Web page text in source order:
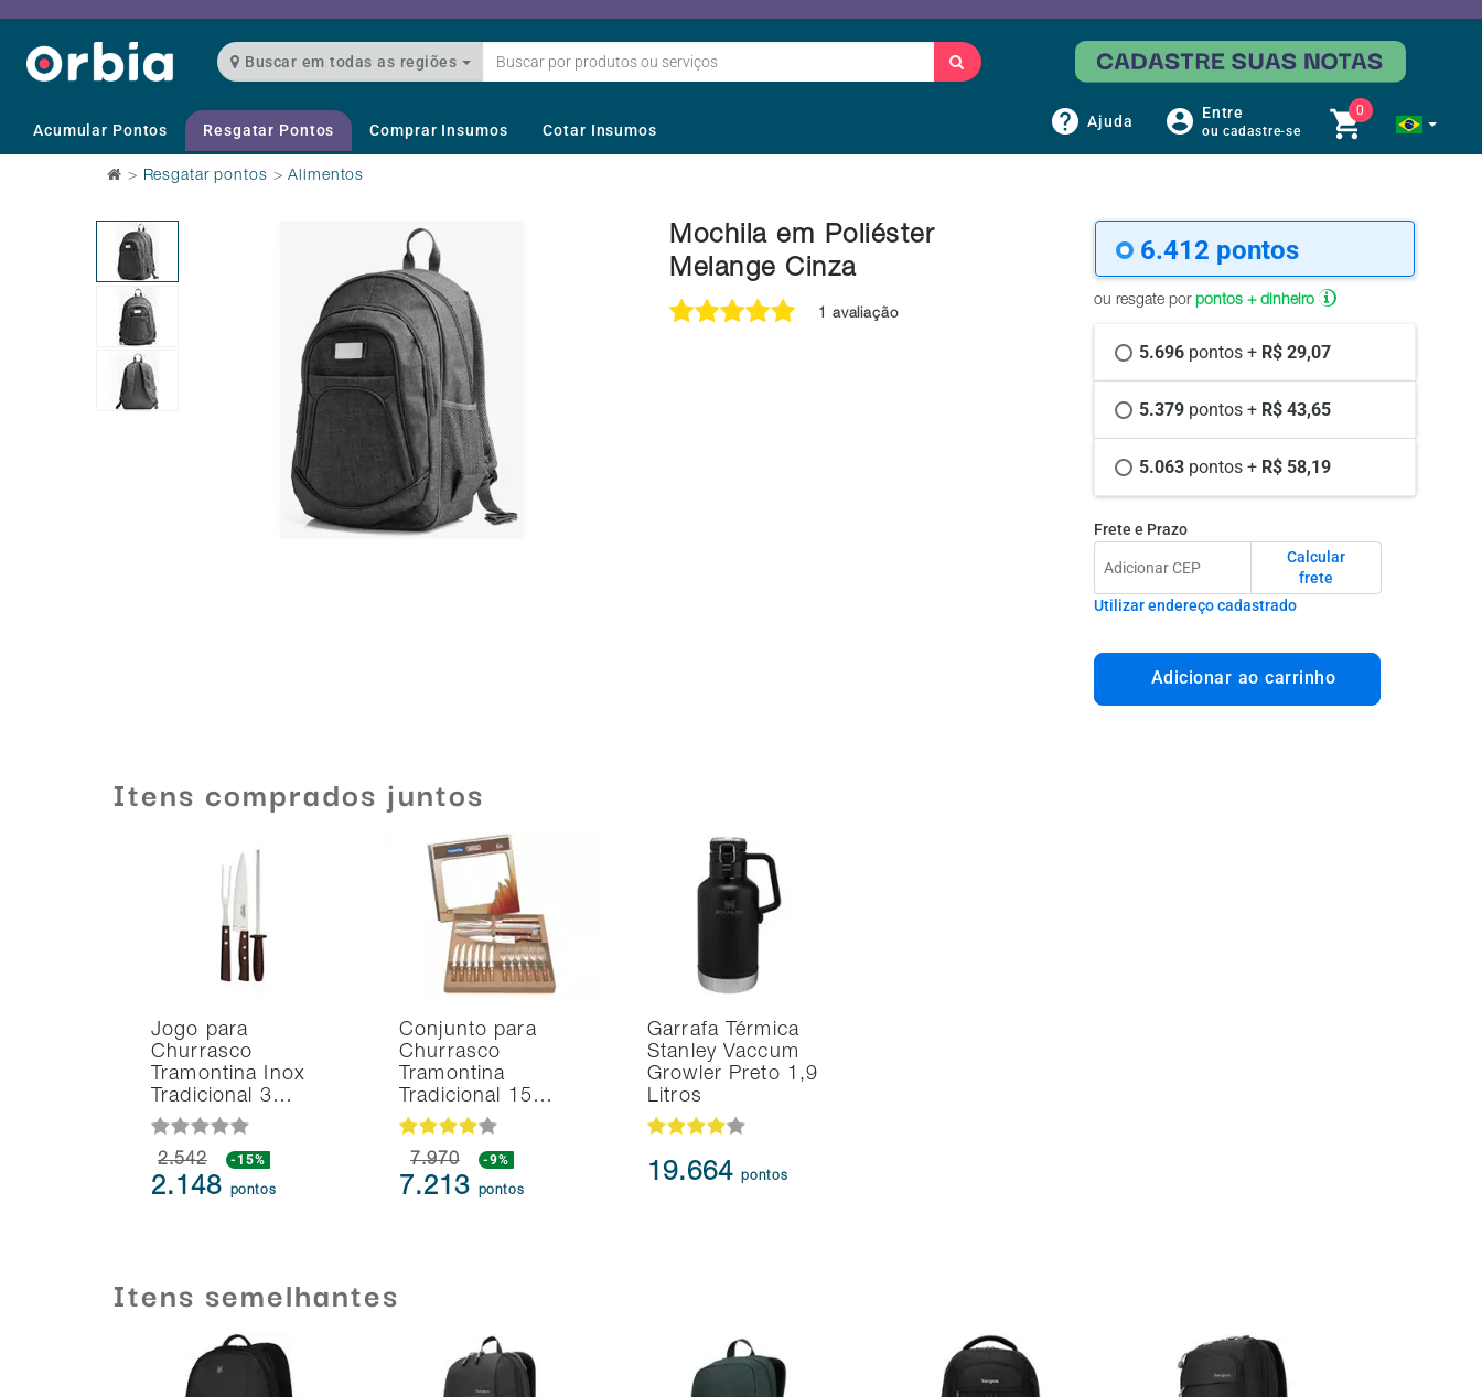
Buscar em todas as regiões
Acumular Pontos Resgatar Pontos Comprar Insumos Cotar Insumos Ajuda Entre
ou cadastre-se
0
> Resgatar pontos >Alimentos
Mochila em Poliéster
Melange Cinza
1 avaliação
6.412 pontos
ou resgate por pontos + dinheiro
5.696 pontos + R$ 29,07
5.379 pontos + R$ 43,65
5.063 pontos + R$ 58,19
Frete e Prazo
Calcular
frete
Utilizar endereço cadastrado
Adicionar ao carrinho
Itens comprados juntos
Jogo para
Churrasco
Tramontina Inox
Tradicional 3…
2.542 -15%
2.148 pontos
Conjunto para
Churrasco
Tramontina
Tradicional 15…
7.970 -9%
7.213 pontos
Garrafa Térmica
Stanley Vaccum
Growler Preto 1,9
Litros
19.664pontos
Itens semelhantes